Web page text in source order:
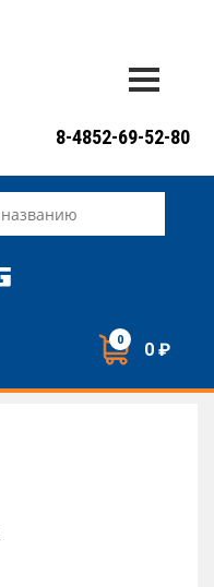
8-4852-69-52-80
0 0 ₽